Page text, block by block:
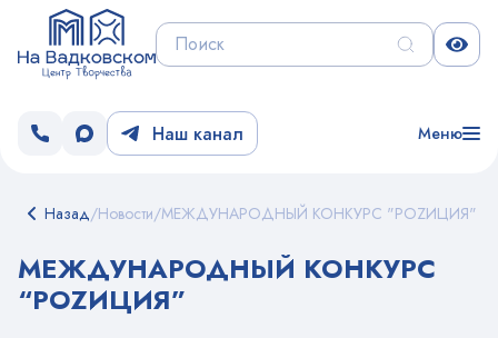
Наш канал Меню
Назад/Новости/МЕЖДУНАРОДНЫЙ КОНКУРС "РОZИЦИЯ"
МЕЖДУНАРОДНЫЙ КОНКУРС
“РОZИЦИЯ”